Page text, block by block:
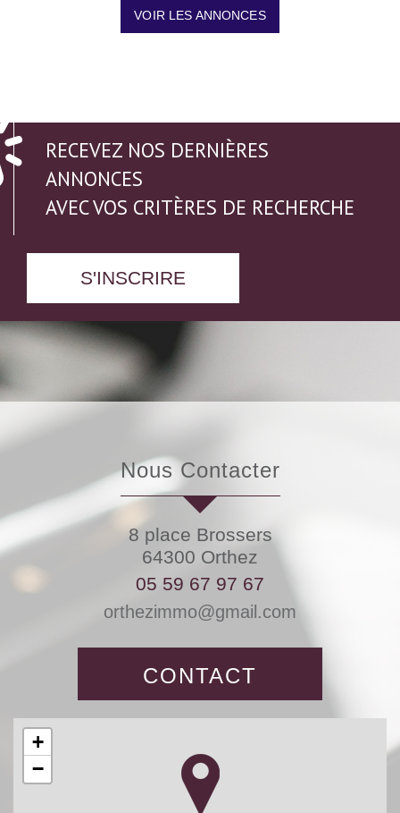
VOIR LES ANNONCES
RECEVEZ NOS DERNIÈRES
ANNONCES
AVEC VOS CRITÈRES DE RECHERCHE
S'INSCRIRE
Nous Contacter
8 place Brossers
64300 Orthez
05 59 67 97 67
orthezimmo@gmail.com
CONTACT
+
−